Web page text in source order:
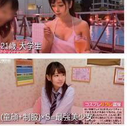
21歳 大学生
(童顔+制服)×S=最強美少女